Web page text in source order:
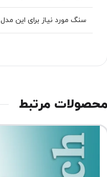
سنگ مورد نیاز برای این مدل 30kg است.
مرتبط